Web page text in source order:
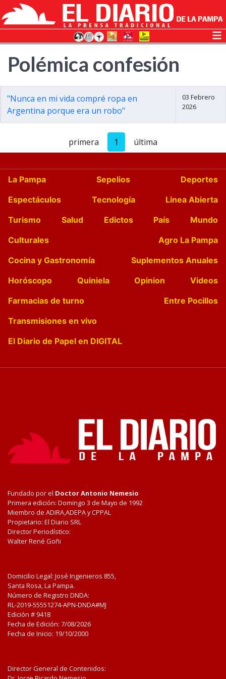
Polémica confesión
"Nunca en mi vida compré ropa en
Argentina porque era un robo"
03 Febrero
2026
primera 1 última
La Pampa Sepelios
Deportes
Espectáculos
Tecnología
Linea Abierta
Turismo
Salud Edictos País
Mundo
Culturales
Agro La Pampa
Cocina y Gastronomía
Suplementos Anuales
Horóscopo
Quiniela Opinion
Videos
Farmacias de turno
Entre Pocillos
Transmisiones en vivo
El Diario de Papel en DIGITAL
Fundado por el Doctor Antonio Nemesio
Primera edición: Domingo 3 de Mayo de 1992
Miembro de ADIRA,ADEPA y CPPAL
Propietario: El Diario SRL
Director Periodístico:
Walter René Goñi
Domicilio Legal: José Ingenieros 855,
Santa Rosa, La Pampa.
Número de Registro DNDA:
RL-2019-55551274-APN-DNDA#MJ
Edición # 9418
Fecha de Edición: 7/08/2026
Fecha de Inicio: 19/10/2000
Director General de Contenidos: